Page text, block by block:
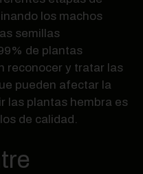
los machos
semillas
de plantas
reconocer y tratar las
pueden afectar la
las plantas hembra es
de calidad.